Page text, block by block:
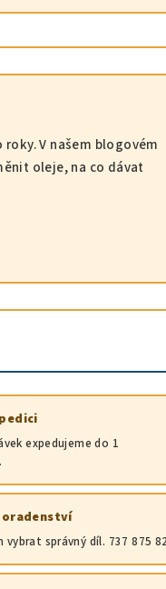
V našem blogovém
oleje, na co dávat
expedujeme do 1
vybrat správný díl. 737 875